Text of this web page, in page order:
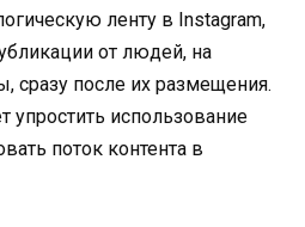
ленту в Instagram,
от людей, на
сразу после их размещения.
упростить использование
поток контента в